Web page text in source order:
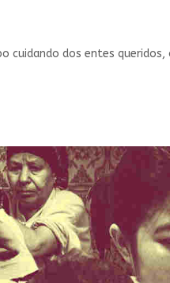
dos entes queridos,